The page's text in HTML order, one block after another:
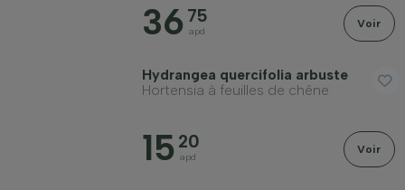
36 75
apd
Voir
Hydrangea quercifolia arbuste
Hortensia à feuilles de chêne
15 20
apd
Voir